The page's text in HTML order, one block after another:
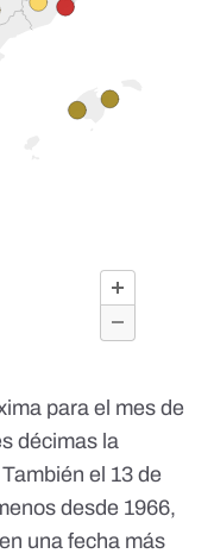
para el mes de
décimas la
el 13 de
desde 1966,
una fecha más